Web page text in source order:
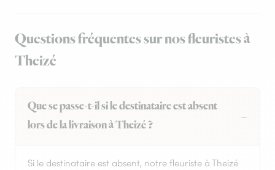
Questions fréquentes sur nos fleuristes à
Theizé
Que se passe-t-il si le destinataire est absent
lors de la livraison à Theizé ?
Si le destinataire est absent, notre fleuriste à Theizé